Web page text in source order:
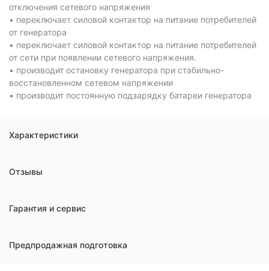
отключения сетевого напряжения
• переключает силовой контактор на питание потребителей
от генератора
• переключает силовой контактор на питание потребителей
от сети при появлении сетевого напряжения.
• производит остановку генератора при стабильно-
восстановленном сетевом напряжении
• производит постоянную подзарядку батареи генератора
Характеристики
Отзывы
Гарантия и сервис
Предпродажная подготовка